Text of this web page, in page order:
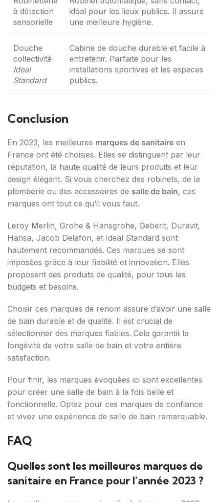
à détection
sensorielle
idéal pour les lieux publics. Il assure
une meilleure hygiène.
Douche
collectivité
Ideal
Standard
Cabine de douche durable et facile à
entretenir. Parfaite pour les
installations sportives et les espaces
publics.
Conclusion
En 2023, les meilleures marques de sanitaire en
France ont été choisies. Elles se distinguent par leur
réputation, la haute qualité de leurs produits et leur
design élégant. Si vous cherchez des robinets, de la
plomberie ou des accessoires de salle de bain, ces
marques ont tout ce qu’il vous faut.
Leroy Merlin, Grohe & Hansgrohe, Geberit, Duravit,
Hansa, Jacob Delafon, et Ideal Standard sont
hautement recommandés. Ces marques se sont
imposées grâce à leur fiabilité et innovation. Elles
proposent des produits de qualité, pour tous les
budgets et besoins.
Choisir ces marques de renom assure d’avoir une salle
de bain durable et de qualité. Il est crucial de
sélectionner des marques fiables. Cela garantit la
longévité de votre salle de bain et votre entière
satisfaction.
Pour finir, les marques évoquées ici sont excellentes
pour créer une salle de bain à la fois belle et
fonctionnelle. Optez pour ces marques de confiance
et vivez une expérience de salle de bain remarquable.
FAQ
Quelles sont les meilleures marques de
sanitaire en France pour l’année 2023 ?